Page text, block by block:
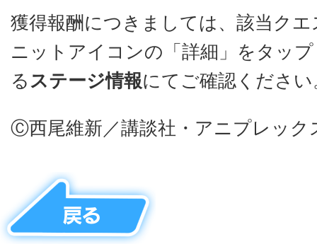
獲得報酬につきましては、該当ク
ニットアイコンの「詳細」をタッ
るステージ情報にてご確認ください
Ⓒ西尾維新／講談社・アニプレック